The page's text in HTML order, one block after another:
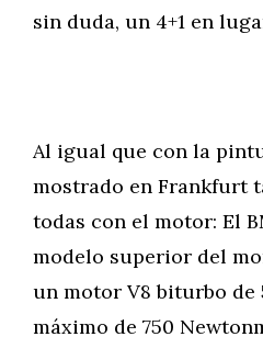
sin duda, un 4+1 en
Al igual que con la
mostrado en Frankfurt
todas con el motor: El
modelo superior del
un motor V8 biturbo de
máximo de 750